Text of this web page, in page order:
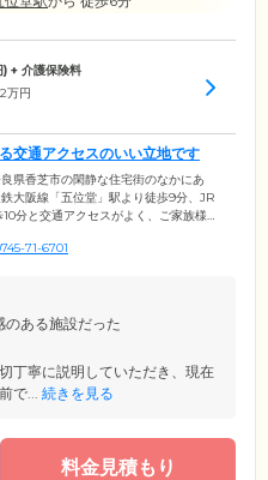
) + 介護保険料
万円
交通アクセスのいい立地です
県香芝市の閑静な住宅街のなかにあ
大阪線「五位堂」駅より徒歩9分、JR
分と交通アクセスがよく、ご家族様
要支援2以上の介護認定を受けた方。
い。
71-6701
のある施設だった
丁寧に説明していただき、現在
で... 続きを見る
料金見積もり